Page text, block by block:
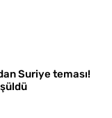
Suriye teması!